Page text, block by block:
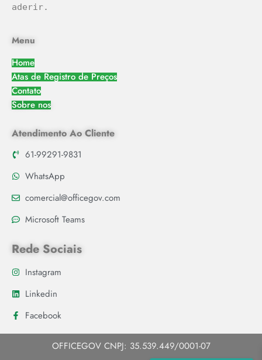
aderir.
Menu
Home
Atas de Registro de Preços
Contato
Sobre nos
Atendimento Ao Cliente
61-99291-9831
WhatsApp
comercial@officegov.com
Microsoft Teams
Rede Sociais
Instagram
Linkedin
Facebook
OFFICEGOV CNPJ: 35.539.449/0001-07